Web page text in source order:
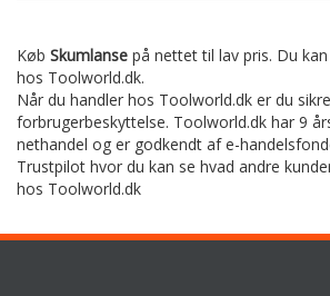
Køb Skumlanse på nettet til lav pris. Du
hos Toolworld.dk.
Når du handler hos Toolworld.dk er du
forbrugerbeskyttelse. Toolworld.dk har 9
nethandel og er godkendt af e-
Trustpilot hvor du kan se hvad andre
hos Toolworld.dk